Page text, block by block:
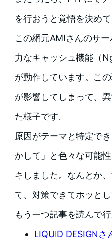
を行おうと覚悟を決めて
この網元AMIさんのサ
力なキャッシュ機能（
が動作しています。こ
が影響してしまって、
た様子です。
原因がテーマと特定で
かして」と色々な可能
キしました。なんとか
て、対策できてホッとし
もう一つ記事を読んで
LIQUID DESIGNさ